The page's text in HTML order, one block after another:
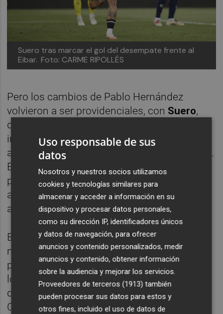
Suero tras marcar el gol del desempate frente al
Eibar. Foto: CARME RIPOLLÉS
Pero los cambios de Pablo Hernández
volvieron a ser providenciales, con Suero,
que anotó cinco minutos después de
ingresar en el terreno de juego tras
aprovechar una gran asistencia de Calatrava.
El centrocampista madrileño, sin apenas
protagonismo en los últimos meses,
acabaría siendo decisivo para situar a los
albinegros en la promoción.
El Castellón jugó con oficio los últimos
minutos. Evitó caer en los pecados de
partidos anteriores y cerró el choque pese a
los intentos de los eibarreses en el juego
directo. La fiesta se hizo realidad en el SkyFi
Castalia.El Almería espera en la primera
Uso responsable de sus
datos
Nosotros y nuestros socios utilizamos
cookies y tecnologías similares para
almacenar y acceder a información en su
dispositivo y procesar datos personales,
como su dirección IP, identificadores únicos
y datos de navegación, para ofrecer
anuncios y contenido personalizados, medir
anuncios y contenido, obtener información
sobre la audiencia y mejorar los servicios.
Proveedores de terceros (1913) también
pueden procesar sus datos para estos y
otros fines, incluido el uso de datos de